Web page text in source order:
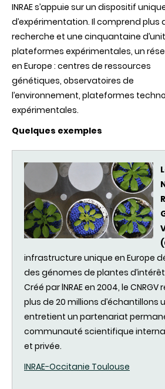
INRAE s’appuie sur un dispositif
d’expérimentation. Il comprend plus
recherche et une cinquantaine
plateformes expérimentales, un
en Europe : centres de ressources
génétiques, observatoires de
l’environnement, plateformes
expérimentales.
Quelques exemples
(
infrastructure unique en Europe
des génomes de plantes d’intérêt
Créé parlNRAEen 2004, le CNRGV
plus de 20 millions d’échantillons
entretient un partenariat
communauté scientifique
et privée.
INRAE-Occitanie Toulouse